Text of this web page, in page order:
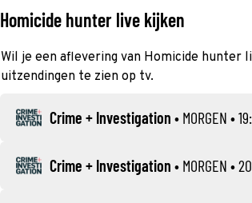
Homicide hunter live kijken
Wil je een aflevering van Homicide hunter
uitzendingen te zien op tv.
Crime + Investigation • MORGEN •
Crime + Investigation • MORGEN •